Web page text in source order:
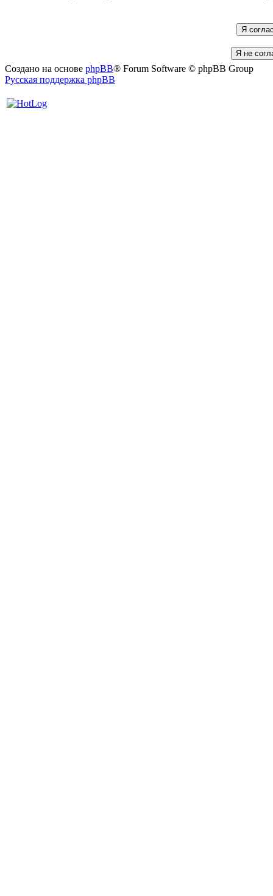
Создано на основе phpBB® Forum Software © phpBB Group
Русская поддержка phpBB